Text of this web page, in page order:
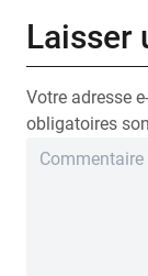
Laisser
Votre adresse
obligatoires